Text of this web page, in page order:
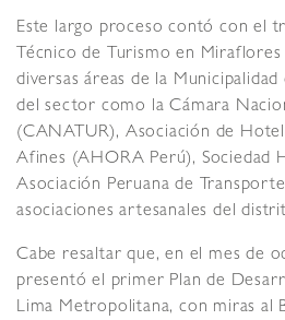
Este largo proceso contó con el
Técnico de Turismo en
diversas áreas de la
del sector como la Cámara
(CANATUR), Asociación de
Afines (AHORA Perú), Sociedad
Asociación Peruana de
asociaciones artesanales del
Cabe resaltar que, en el mes de
presentó el primer Plan de
Lima Metropolitana, con miras al